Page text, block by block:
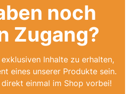
noch
Zugang?
Inhalte zu erhalten,
eines unserer Produkte sein.
einmal im Shop vorbei!